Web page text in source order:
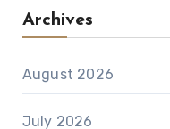
Archives
August 2026
July 2026